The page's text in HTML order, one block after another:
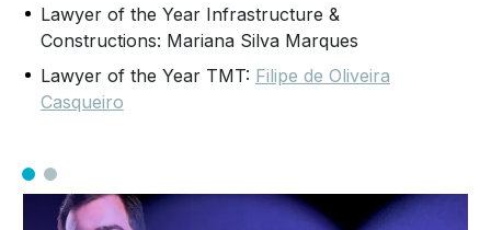
Lawyer of the Year Infrastructure &
Constructions: Mariana Silva Marques
Lawyer of the Year TMT: Filipe de Oliveira
Casqueiro